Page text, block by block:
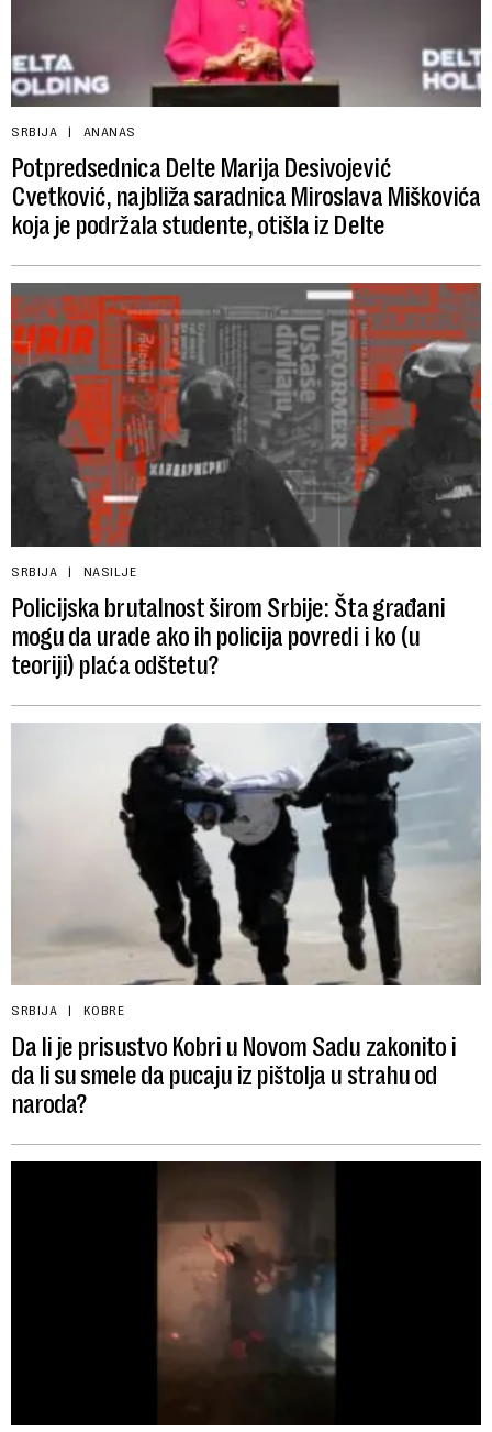
SRBIJA ANANAS
Potpredsednica Delte Marija Desivojević
Cvetković, najbliža saradnica Miroslava Miškovića
koja je podržala studente, otišla iz Delte
SRBIJA NASILJE
Policijska brutalnost širom Srbije: Šta građani
mogu da urade ako ih policija povredi i ko (u
teoriji) plaća odštetu?
SRBIJA KOBRE
Da li je prisustvo Kobri u Novom Sadu zakonito i
da li su smele da pucaju iz pištolja u strahu od
naroda?